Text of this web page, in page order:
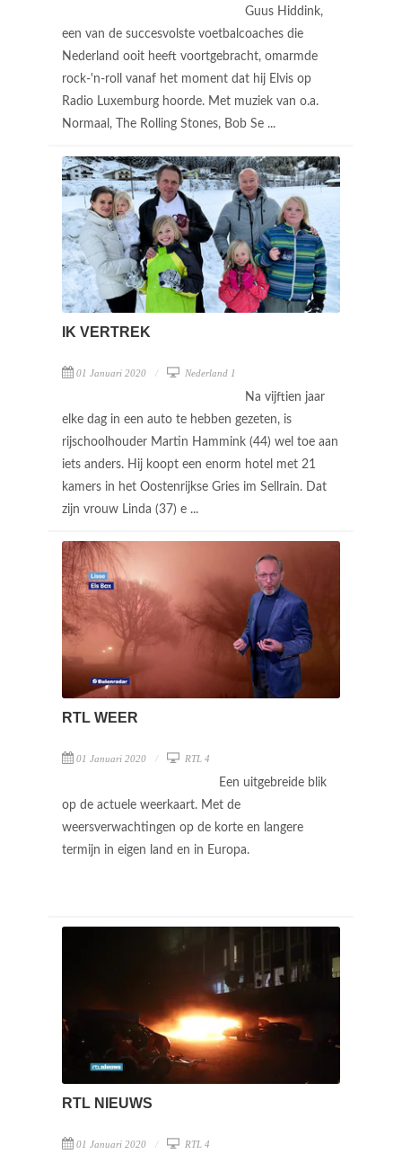
Guus Hiddink,
een van de succesvolste voetbalcoaches die
Nederland ooit heeft voortgebracht, omarmde
rock-'n-roll vanaf het moment dat hij Elvis op
Radio Luxemburg hoorde. Met muziek van o.a.
Normaal, The Rolling Stones, Bob Se ...
IK VERTREK
01 Januari 2020 Nederland 1
Na vijftien jaar
elke dag in een auto te hebben gezeten, is
rijschoolhouder Martin Hammink (44) wel toe aan
iets anders. Hij koopt een enorm hotel met 21
kamers in het Oostenrijkse Gries im Sellrain. Dat
zijn vrouw Linda (37) e ...
RTL WEER
01 Januari 2020 RTL 4
Een uitgebreide blik
op de actuele weerkaart. Met de
weersverwachtingen op de korte en langere
termijn in eigen land en in Europa.
RTL NIEUWS
01 Januari 2020 RTL 4